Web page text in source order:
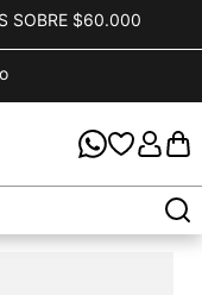
SOBRE $60.000